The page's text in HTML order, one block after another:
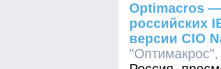
Optimacros —
российских
версии CIO